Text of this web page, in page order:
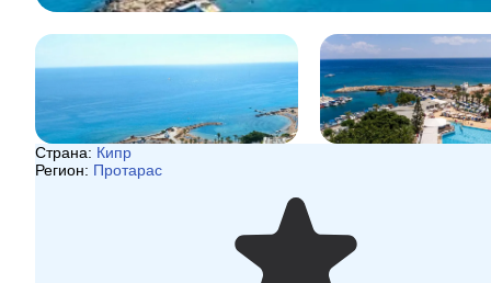
Страна: Кипр
Регион: Протарас